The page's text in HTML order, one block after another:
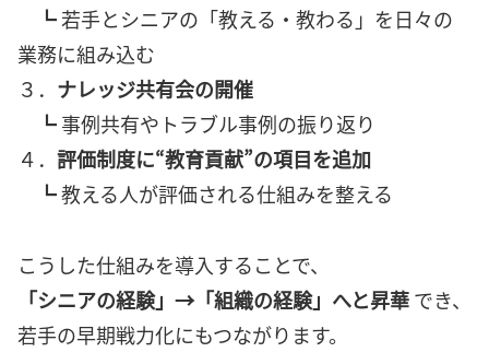
┗ 若手とシニアの「教える・教わる」を日々の
業務に組み込む
３． ナレッジ共有会の開催
┗ 事例共有やトラブル事例の振り返り
４． 評価制度に“教育貢献”の項目を追加
┗ 教える人が評価される仕組みを整える
こうした仕組みを導入することで、
「シニアの経験」→「組織の経験」へと昇華でき、
若手の早期戦力化にもつながります。